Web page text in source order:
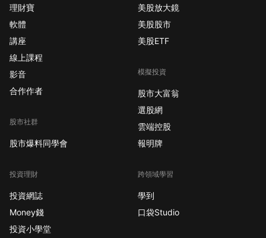
理財寶
軟體
講座
線上課程
影音
合作作者
股市社群
股市爆料同學會
投資理財
投資網誌
Money錢
投資小學堂
美股放大鏡
美股股市
美股ETF
模擬投資
股市大富翁
選股網
雲端控股
報明牌
跨領域學習
學到
口袋Studio